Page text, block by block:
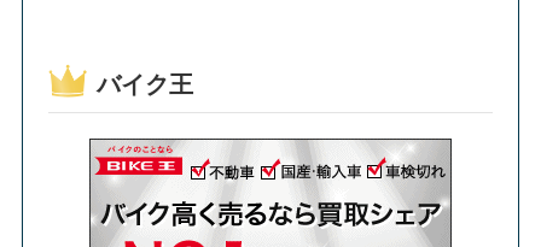
バイク王